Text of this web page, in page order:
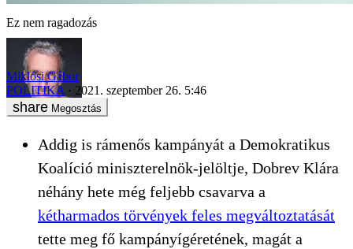
Ez nem ragadozás
Miklósi Gábor
POLITIKA
2021. szeptember 26. 5:46
Megosztás
Addig is rámenős kampányát a Demokratikus
Koalíció miniszterelnök-jelöltje, Dobrev Klára
néhány hete még feljebb csavarva a
kétharmados törvények feles megváltoztatását
tette meg fő kampányígéretének, magát a